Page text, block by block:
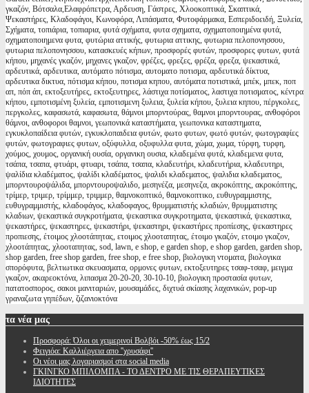
γκαζόν, Βότσαλα,Ελαφρόπετρα, Αρδευση, Γάστρες, Χλοοκοπτικά, Σκαπτικά,
Ψεκαστήρες, Κλαδοφάγοι, Κωνοφόρα, Λιπάσματα, Φυτοφάρμακα, Εσπεριδοειδή, Ξυλεία,
Σχήματα, τοπιάρια, τοπιαρια, φυτά σχήματα, φυτα σχηματα, σχηματοποιημένα φυτά,
σχηματοποιημενα φυτα, φυτώρια αττικής, φυτωρια αττικης, φυτωρια πελοπονησσου,
φυτωρια πελοπονησσου, κατασκευές κήπων, προσφορές φυτών, προσφορες φυτων, φυτά
κήπου, μηχανές γκαζόν, μηχανες γκαζον, φρέζες, φρεζες, φρέζα, φρεζα, ψεκαστικά,
αρδευτικά, αρδευτικα, αυτόματο πότισμα, αυτοματο ποτισμα, αρδευτικά δίκτυα,
αρδευτικα δικτυα, πότισμα κήπου, ποτισμα κηπου, αυτόματα ποτιστικά, μπέκ, μπεκ, ποπ
απ, πόπ άπ, εκτοξευτήρες, εκτοξευτηρες, λάστιχα ποτίσματος, λαστιχα ποτισματος, κέντρα
κήπου, εμποτισμένη ξυλεία, εμποτισμενη ξυλεια, ξυλεία κήπου, ξυλεια κηπου, πέργκολες,
περγκολες, καφασωτά, καφασωτα, θάμνοι μπορντούρας, θαμνοι μπορντουρας, ανθοφόροι
θάμνοι, ανθοφοροι θαμνοι, γεωπονικά καταστήματα, γεωπονικα καταστηματα,
εγκυκλοπαίδεια φυτών, εγκυκλοπαιδεια φυτών, φωτο φυτων, φωτό φυτών, φωτογραφίες
φυτών, φωτογραφιες φυτων, οξύφυλλα, οξυφυλλα φυτα, χώμα, χωμα, τύρφη, τυρφη,
χούμος, χουμος, οργανική ουσία, οργανικη ουσια, κλαδεμένα φυτά, κλαδεμενα φυτα,
τσάπα, τσαπα, φτυάρι, φτυαρι, τσάπα, τσαπα, κλαδευτήρι, κλαδευτήρια, κλαδευτηρι,
ψαλίδια κλαδέματος, ψαλίδι κλαδέματος, ψαλιδι κλαδεματος, ψαλιδια κλαδεματος,
μπορντουροψάλιδα, μπορντουροψαλιδο, μεσηνέζα, μεσηνεζα, ακροκόπτης, ακροκόπτης,
τρίμερ, τριμερ, τρίμμερ, τριμμερ, θαμνοκοπτικό, θαμνοκοπτικο, ευθυγραμμιστης,
ευθυγραμμιστής, κλαδοφάγος, κλαδοφαγος, θρυμματιστής κλαδιών, θρυμματιστης
κλαδιων, ψεκαστικά συγκροτήματα, ψεκαστικα συγκροτηματα, ψεκαστικά, ψεκαστικα,
ψεκαστήρες, ψεκαστηρες, ψεκαστήρι, ψεκαστηρι, ψεκαστήρες προπίεσης, ψεκαστηρες
προπιεσης, έτοιμος χλοοτάπητας, ετοιμος χλοοταπητας, έτοιμο γκαζόν, ετοιμο γκαζον,
χλοοτάπητας, χλοοταπητας, sod, lawn, e shop, e garden shop, e shop garden, garden shop,
shop garden, free shop garden, free shop, e free shop, βιολογικη ντοματα, βιολογικα
σπορόφυτα, βελτιωτικα σκευασματα, ορμονες φυτων, εκτοξευτηρες τσαφ-τσαφ, μειγμα
γκαζον, ακαρεοκτόνα, λιπασμα 20-20-20, 30-10-10, βιολογικη προστασία φυτων,
πατατοσπορος, σακοι μανιταριών, μουσαμάδες, διχτυά σκίασης λαχανικών, pop-up
γραναζωτα γηπέδων, ζιζανιοκτόνα
τα νέα μας
Προσφορά: Όλοι οι χειμερινοί Βολβόι -50% έως 15/2
Φειγιόα: Καλλιέργεια απο ''χρυσάφι''
Oι νέοι μας λογαριασμοί στα social media
ΓΚΙΝΓΚΟ ΜΠΙΛΟΜΠΑ - ΤΟ ΔΕΝΤΡΟ ΜΕ ΤΙΣ ΘΕΡΑΠΕΥΤΙΚΕΣ
ΙΔΙΟΤΗΤΕΣ